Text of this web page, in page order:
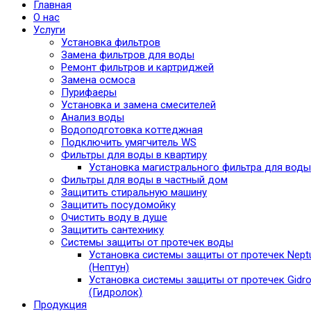
Главная
О нас
Услуги
Установка фильтров
Замена фильтров для воды
Ремонт фильтров и картриджей
Замена осмоса
Пурифаеры
Установка и замена смесителей
Анализ воды
Водоподготовка коттеджная
Подключить умягчитель WS
Фильтры для воды в квартиру
Установка магистрального фильтра для воды
Фильтры для воды в частный дом
Защитить стиральную машину
Защитить посудомойку
Очистить воду в душе
Защитить сантехнику
Системы защиты от протечек воды
Установка системы защиты от протечек
(Нептун)
Установка системы защиты от протечек
(Гидролок)
Продукция